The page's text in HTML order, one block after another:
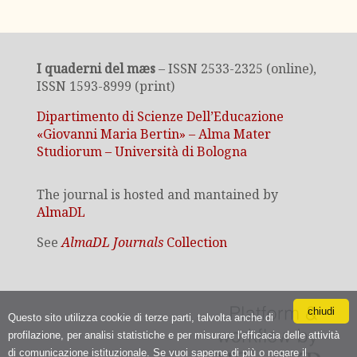
chiudi
Questo sito utilizza cookie di terze parti, talvolta anche di
profilazione, per analisi statistiche e per misurare l'efficacia delle attività
di comunicazione istituzionale. Se vuoi saperne di più o negare il
I quaderni del mæs– ISSN 2533-2325 (online),
ISSN 1593-8999 (print)
Dipartimento di Scienze Dell’Educazione
«Giovanni Maria Bertin» – Alma Mater
Studiorum – Università di Bologna
The journal is hosted and mantained by
AlmaDL
SeeAlmaDL JournalsCollection